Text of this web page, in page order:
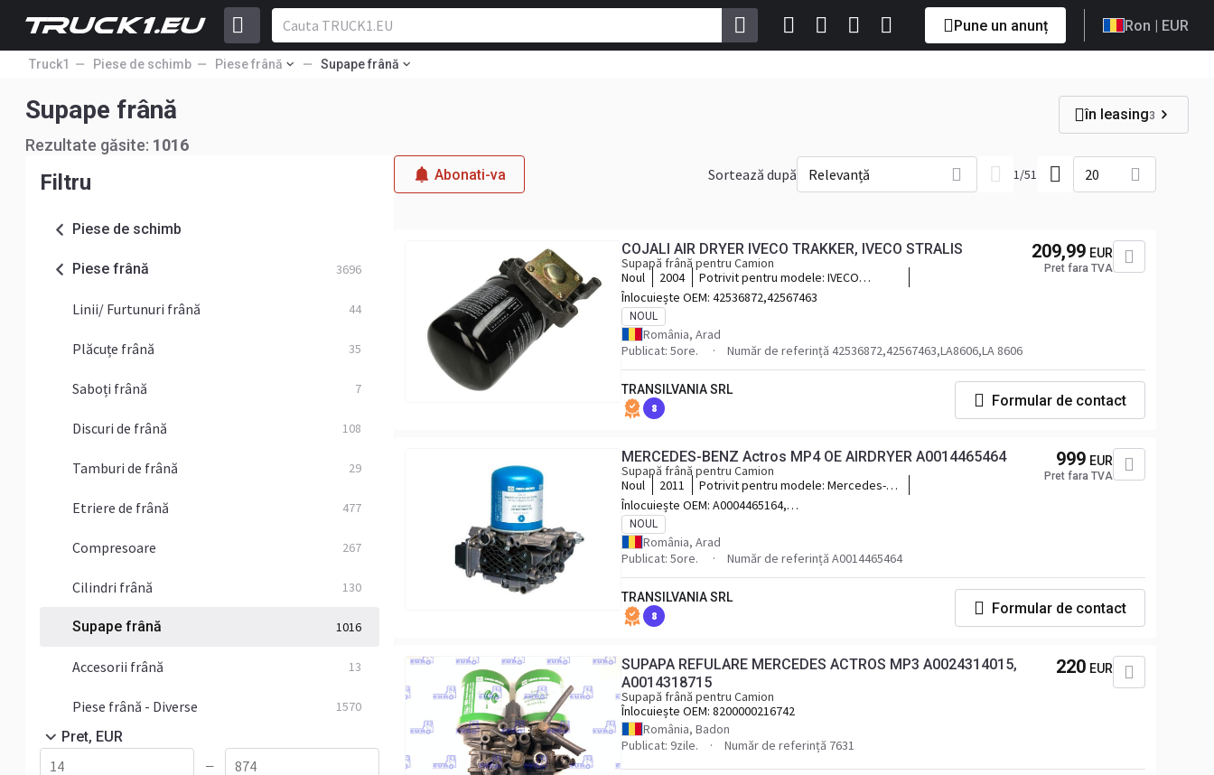
Pune un anunț Ron | EUR
Truck1 Piese de schimb Piese frână Supape frână
Supape frână
Rezultate găsite: 1016
în leasing3
Filtru
Piese de schimb
Piese frână 3696
Linii/ Furtunuri frână 44
Plăcuțe frână 35
Saboți frână 7
Discuri de frână 108
Tamburi de frână 29
Etriere de frână 477
Compresoare 267
Cilindri frână 130
Supape frână 1016
Accesorii frână 13
Piese frână - Diverse 1570
Pret, EUR
—
Abonati-va Sortează după Relevanță 1/51 20
COJALI AIR DRYER IVECO TRAKKER, IVECO STRALIS
Supapă frână pentru Camion
Noul
2004 Potrivit pentru modele: IVECO
TRAKKER, IVECO STRALIS
Înlocuiește OEM: 42536872,42567463
NOUL
România, Arad
Publicat: 5ore.
Număr de referință 42536872,42567463,LA8606,LA 8606
209,99 EUR
Pret fara TVA
TRANSILVANIA SRL
8 Formular de contact
MERCEDES-BENZ Actros MP4 OE AIRDRYER A0014465464
Supapă frână pentru Camion
Noul
2011 Potrivit pentru modele: Mercedes-
Benz Actros MP4 07.11-
Înlocuiește OEM: A0004465164,
A0004466464, A0004467664,
K138267N50
NOUL
România, Arad
Publicat: 5ore.
Număr de referință A0014465464
999 EUR
Pret fara TVA
TRANSILVANIA SRL
8 Formular de contact
SUPAPA REFULARE MERCEDES ACTROS MP3 A0024314015,
A0014318715
Supapă frână pentru Camion
Înlocuiește OEM: 8200000216742
România, Badon
Publicat: 9zile.
Număr de referință 7631
220 EUR